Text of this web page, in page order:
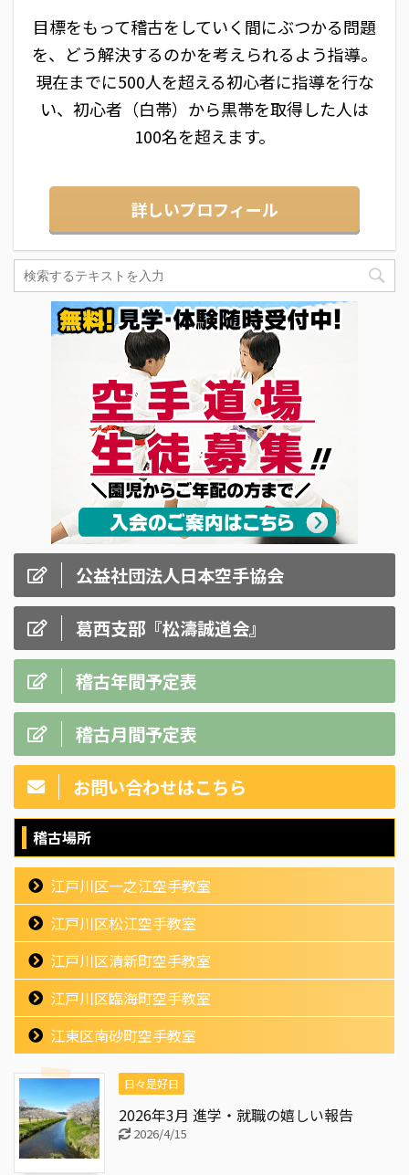
目標をもって稽古をしていく間にぶつかる問題
を、どう解決するのかを考えられるよう指導。
現在までに500人を超える初心者に指導を行な
い、初心者（白帯）から黒帯を取得した人は
100名を超えます。
詳しいプロフィール
公益社団法人日本空手協会
葛西支部『松濤誠道会』
稽古年間予定表
稽古月間予定表
お問い合わせはこちら
稽古場所
江戸川区一之江空手教室
江戸川区松江空手教室
江戸川区清新町空手教室
江戸川区臨海町空手教室
江東区南砂町空手教室
日々是好日
2026年3月 進学・就職の嬉しい報告
2026/4/15